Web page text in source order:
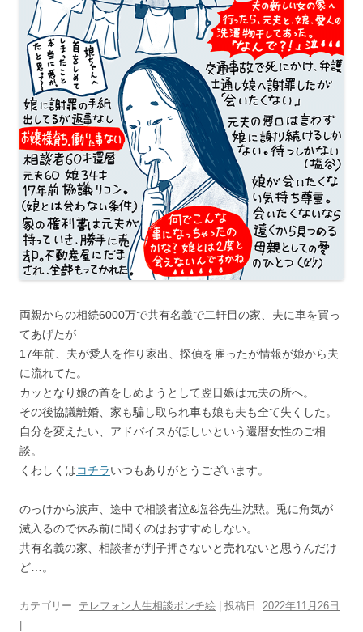
両親からの相続6000万で共有名義で二軒目の家、夫に車を買っ
てあげたが
17年前、夫が愛人を作り家出、探偵を雇ったが情報が娘から夫
に流れてた。
カッとなり娘の首をしめようとして翌日娘は元夫の所へ。
その後協議離婚、家も騙し取られ車も娘も夫も全て失くした。
自分を変えたい、アドバイスがほしいという還暦女性のご相
談。
くわしくはコチラいつもありがとうございます。
のっけから涙声、途中で相談者泣&塩谷先生沈黙。兎に角気が
滅入るので休み前に聞くのはおすすめしない。
共有名義の家、相談者が判子押さないと売れないと思うんだけ
ど…。
カテゴリー: テレフォン人生相談ポンチ絵 | 投稿日: 2022年11月26日